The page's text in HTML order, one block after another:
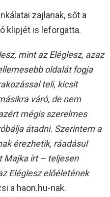
zajlanak, sőt a
klipjét is leforgatta.
mint az Eléglesz, azaz
oldalát fogja
teli, kicsit
váró, de nem
mégis szerelmes
átadni. Szerintem a
érezhetik, ráadásul
Majka írt – teljesen
Eléglesz előéletének
a haon.hu-nak.